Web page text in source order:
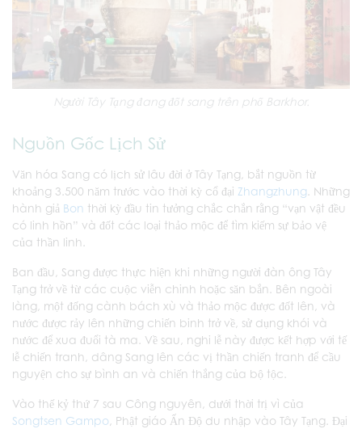
Người Tây Tạng đang đốt sang trên phố Barkhor.
Nguồn Gốc Lịch Sử
Văn hóa Sang có lịch sử lâu đời ở Tây Tạng, bắt nguồn từ
khoảng 3.500 năm trước vào thời kỳ cổ đại Zhangzhung . Những
hành giả Bon thời kỳ đầu tin tưởng chắc chắn rằng “vạn vật đều
có linh hồn” và đốt các loại thảo mộc để tìm kiếm sự bảo vệ
của thần linh.
Ban đầu, Sang được thực hiện khi những người đàn ông Tây
Tạng trở về từ các cuộc viễn chinh hoặc săn bắn. Bên ngoài
làng, một đống cành bách xù và thảo mộc được đốt lên, và
nước được rảy lên những chiến binh trở về, sử dụng khói và
nước để xua đuổi tà ma. Về sau, nghi lễ này được kết hợp với tế
lễ chiến tranh, dâng Sang lên các vị thần chiến tranh để cầu
nguyện cho sự bình an và chiến thắng của bộ tộc.
Vào thế kỷ thứ 7 sau Công nguyên, dưới thời trị vì của
Songtsen Gampo, Phật giáo Ấn Độ du nhập vào Tây Tạng. Đại